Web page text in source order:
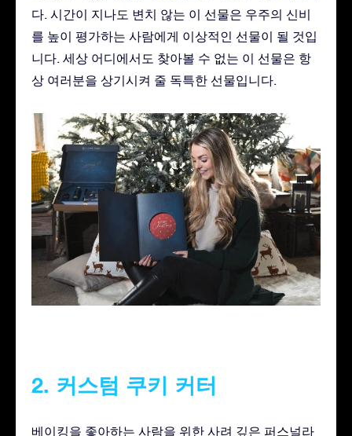
다. 시간이 지나도 변치 않는 이 선물은 우주의 신비
를 높이 평가하는 사람에게 이상적인 선물이 될 것입
니다. 세상 어디에서도 찾아볼 수 없는 이 선물은 항
상 여러분을 상기시켜 줄 독특한 선물입니다.
2. 커스텀 쿠키 커터
베이킹을 좋아하는 사람을 위한 사려 깊은 퍼스널라